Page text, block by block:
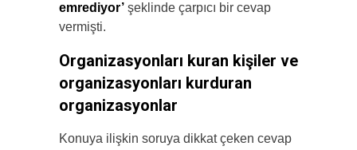
emrediyor’ şeklinde çarpıcı bir cevap
vermişti.
Organizasyonları kuran kişiler ve
organizasyonları kurduran
organizasyonlar
Konuya ilişkin soruya dikkat çeken cevap